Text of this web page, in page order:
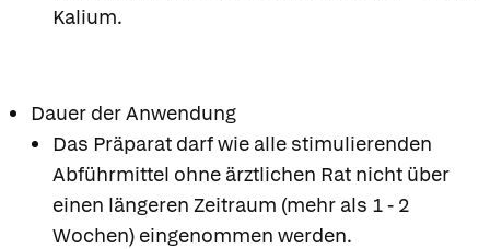
Kalium.
Dauer der Anwendung
Das Präparat darf wie alle stimulierenden
Abführmittel ohne ärztlichen Rat nicht über
einen längeren Zeitraum (mehr als 1 - 2
Wochen) eingenommen werden.